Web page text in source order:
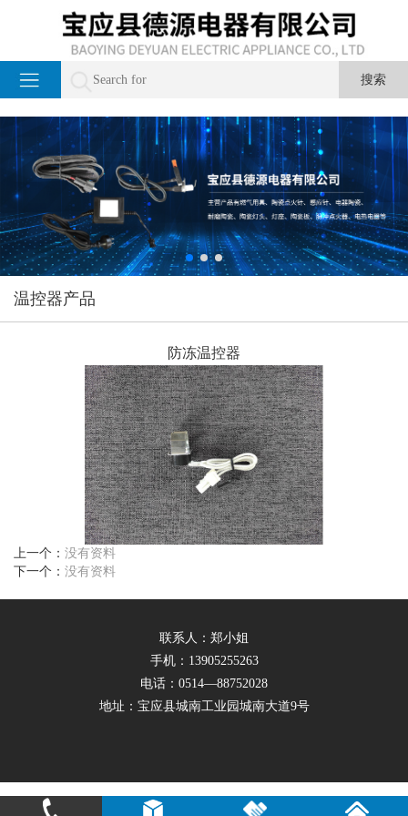
温控器产品
防冻温控器
上一个： 没有资料
下一个： 没有资料
联系人：郑小姐
手机：13905255263
电话：0514—88752028
地址：宝应县城南工业园城南大道9号